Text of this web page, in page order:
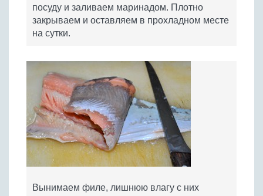
посуду и заливаем маринадом. Плотно
закрываем и оставляем в прохладном месте
на сутки.
Вынимаем филе, лишнюю влагу с них